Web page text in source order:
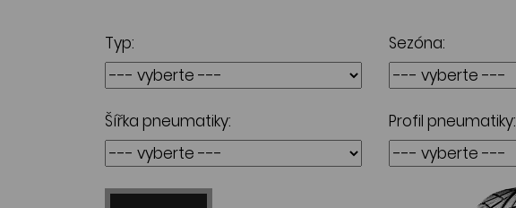
Typ: Sezóna:
Šířka pneumatiky: Profil pneumatiky: